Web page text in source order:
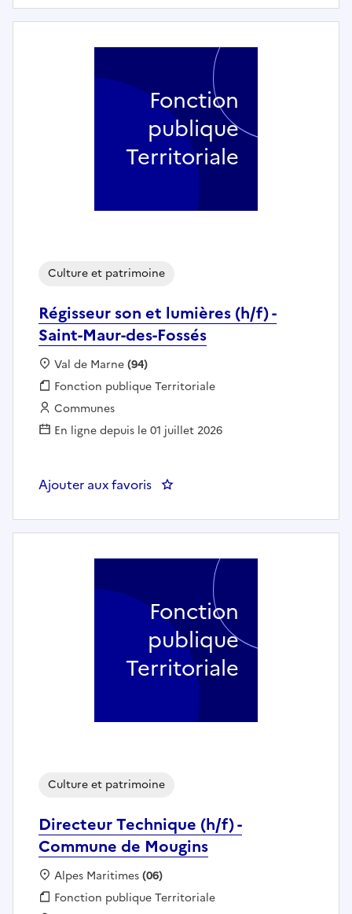
Régisseur son et lumières (h/f) -
Saint-Maur-des-Fossés
Culture et patrimoine
Localisation :
Val de Marne(94)
Fonction publique :
Fonction publique Territoriale
Employeur :
Communes
En ligne depuis le 01 juillet 2026
Ajouter aux favoris : Régisseur son et lumières (h/f)
Fonction
publique
Territoriale
Directeur Technique (h/f) -
Commune de Mougins
Culture et patrimoine
Localisation :
Alpes Maritimes(06)
Fonction publique :
Fonction publique Territoriale
Fonction
publique
Territoriale